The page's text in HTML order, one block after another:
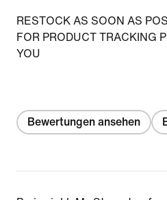
RESTOCK AS SOON AS
FOR PRODUCT TRACKING
YOU
Bewertungen ansehen